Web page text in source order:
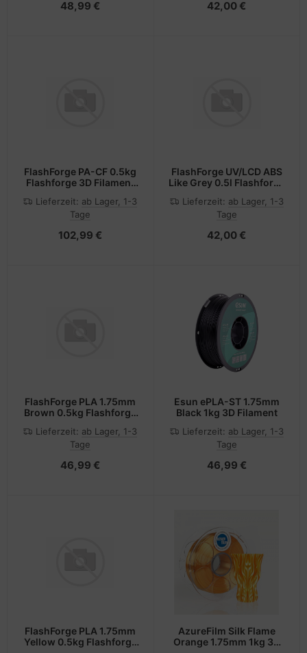
48,99 € 42,00 €
FlashForge PA-CF 0.5kg
Flashforge 3D Filament
Lieferzeit: ab Lager, 1-3
Tage
102,99 €
FlashForge UV/LCD ABS
Like Grey 0.5l Flashforge
Lieferzeit: ab Lager, 1-3
Tage
42,00 €
FlashForge PLA 1.75mm
Brown 0.5kg Flashforge
Lieferzeit: ab Lager, 1-3
Tage
46,99 €
Esun ePLA-ST 1.75mm
Black 1kg 3D Filament
Lieferzeit: ab Lager, 1-3
Tage
46,99 €
FlashForge PLA 1.75mm
Yellow 0.5kg Flashforge
AzureFilm Silk Flame
Orange 1.75mm 1kg 3D